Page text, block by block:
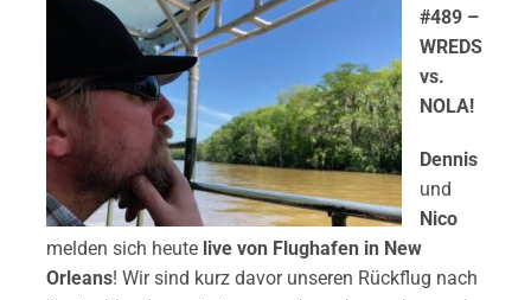
#489 –
WREDS
vs.
NOLA!
Dennis
und
Nico
melden sich heute live von Flughafen in New
Orleans! Wir sind kurz davor unseren Rückflug nach